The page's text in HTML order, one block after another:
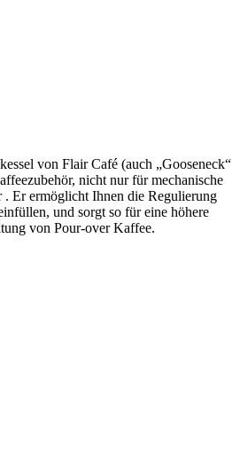
von Flair Café (auch „Gooseneck“
nicht nur für mechanische
Er ermöglicht Ihnen die Regulierung
und sorgt so für eine höhere
von Pour-over Kaffee.